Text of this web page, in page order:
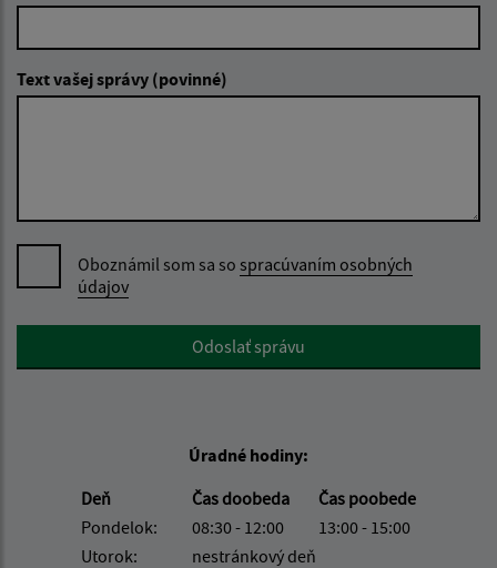
Text vašej správy (povinné)
Oboznámil som sa so spracúvaním osobných
údajov
Google reCaptcha ResponseOdoslať správu
Úradné hodiny:
Deň
Čas doobeda
Čas poobede
Pondelok:
08:30 - 12:00
13:00 - 15:00
Utorok:
nestránkový deň